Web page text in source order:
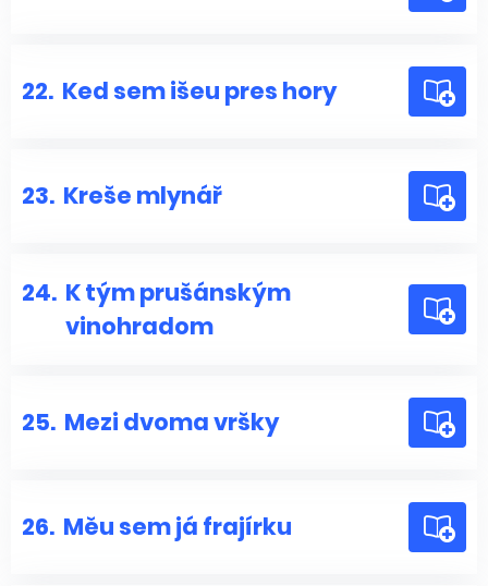
22. Ked sem išeu pres hory
23. Kreše mlynář
24. K tým prušánským
vinohradom
25. Mezi dvoma vršky
26. Měu sem já frajírku